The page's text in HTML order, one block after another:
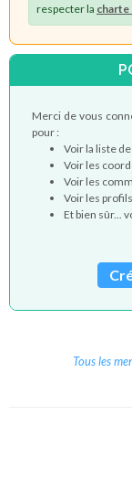
respecter la charte
Merci de vous
pour :
Voir la liste
Voir les
Voir les
Voir les
Et bien sûr...
Tous les